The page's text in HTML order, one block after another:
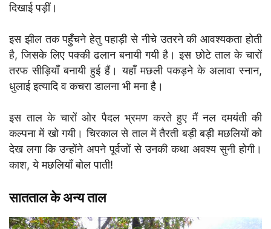
दिखाई पड़ीं।
इस झील तक पहुँचने हेतु पहाड़ी से नीचे उतरने की आवश्यकता होती
है, जिसके लिए पक्की ढलान बनायी गयी है। इस छोटे ताल के चारों
तरफ सीड़ियाँ बनायी हुई हैं। यहाँ मछली पकड़ने के अलावा स्नान,
धुलाई इत्यादि व कचरा डालना भी मना है।
इस ताल के चारों ओर पैदल भ्रमण करते हुए मैं नल दमयंती की
कल्पना में खो गयी। चिरकाल से ताल में तैरती बड़ी बड़ी मछलियों को
देख लगा कि उन्होंने अपने पूर्वजों से उनकी कथा अवश्य सुनी होगी।
काश, ये मछलियाँ बोल पाती!
सातताल के अन्य ताल